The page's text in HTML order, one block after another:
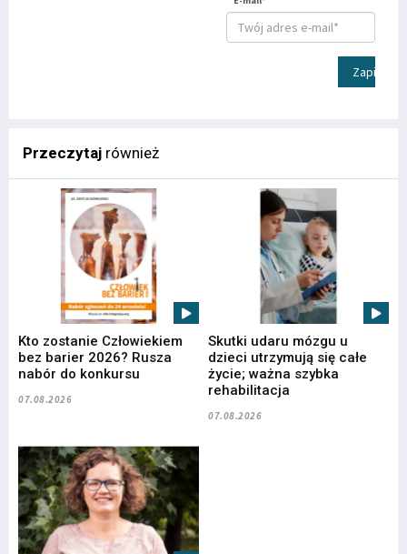
Zapisz
Przeczytaj również
Kto zostanie Człowiekiem
bez barier 2026? Rusza
nabór do konkursu
07.08.2026
Skutki udaru mózgu u
dzieci utrzymują się całe
życie; ważna szybka
rehabilitacja
07.08.2026